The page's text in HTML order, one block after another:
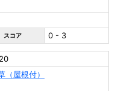
スコア 0 - 3
（屋根付）